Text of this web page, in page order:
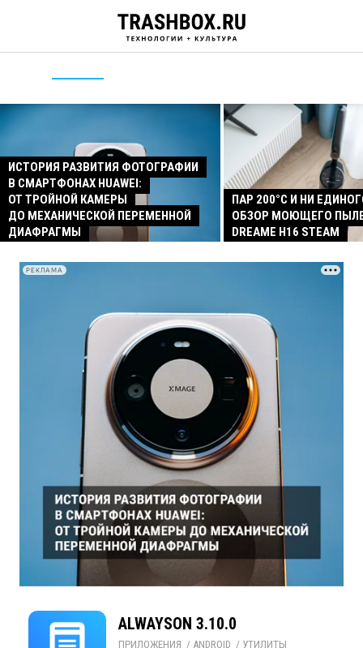
ИСТОРИЯ РАЗВИТИЯ ФОТОГРАФИИ
В СМАРТФОНАХ HUAWEI:
ОТ ТРОЙНОЙ КАМЕРЫ
ДО МЕХАНИЧЕСКОЙ ПЕРЕМЕННОЙ
ДИАФРАГМЫ
ПАР 200°C И НИ
ОБЗОР МОЮЩЕГО
DREAME H16 STEAM
РЕКЛАМА
ALWAYSON 3.10.0
ПРИЛОЖЕНИЯ / ANDROID / УТИЛИТЫ